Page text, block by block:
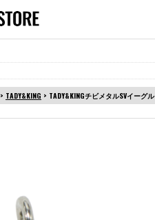
> TADY&KING > TADY&KINGチビメタルSVイーグル